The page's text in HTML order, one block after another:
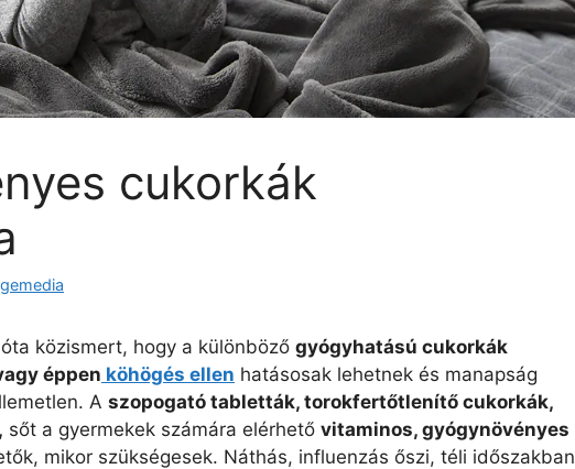
cukorkák
közismert, hogy a különböző gyógyhatású cukorkák
éppen köhögés ellen hatásosak lehetnek és manapság
A szopogató tabletták, torokfertőtlenítő cukorkák,
sőt a gyermekek számára elérhető vitaminos, gyógynövényes
mikor szükségesek. Náthás, influenzás őszi, téli időszakban